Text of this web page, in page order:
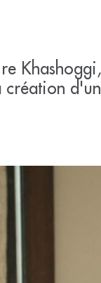
création